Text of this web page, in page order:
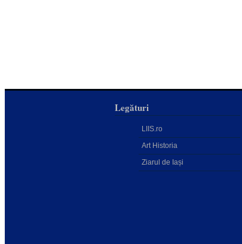
Legături
LIIS.ro
Art Historia
Ziarul de Iași